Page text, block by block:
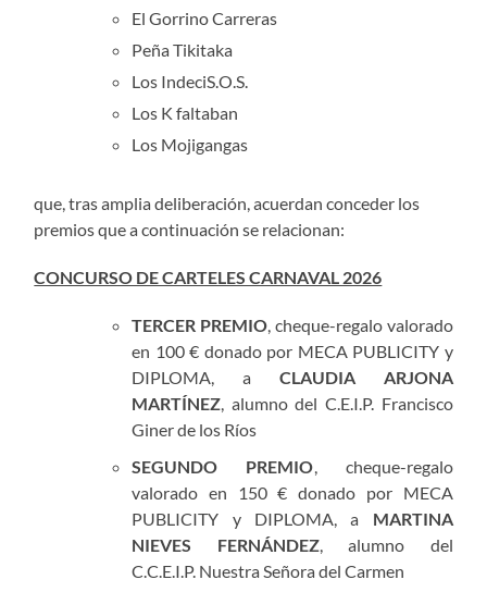
El Gorrino Carreras
Peña Tikitaka
Los IndeciS.O.S.
Los K faltaban
Los Mojigangas
que, tras amplia deliberación, acuerdan conceder los
premios que a continuación se relacionan:
CONCURSO DE CARTELES CARNAVAL 2026
TERCER PREMIO, cheque-regalo valorado
en 100 € donado por MECA PUBLICITY y
DIPLOMA, a CLAUDIA ARJONA
MARTÍNEZ, alumno del C.E.I.P. Francisco
Giner de los Ríos
SEGUNDO PREMIO, cheque-regalo
valorado en 150 € donado por MECA
PUBLICITY y DIPLOMA, a MARTINA
NIEVES FERNÁNDEZ, alumno del
C.C.E.I.P. Nuestra Señora del Carmen